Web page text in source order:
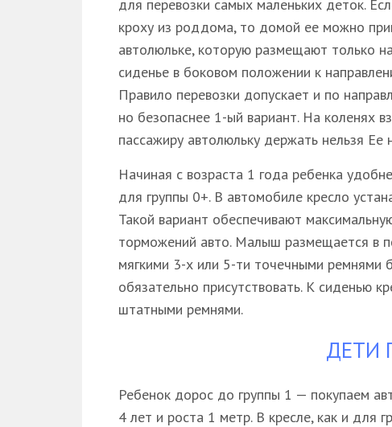
для перевозки самых маленьких деток.
кроху из роддома, то домой ее можно
автолюльке, которую размещают только
сиденье в боковом положении к
Правило перевозки допускает и по
но безопаснее 1-ый вариант. На коленях
пассажиру автолюльку держать нельзя
Начиная с возраста 1 года ребенка
для группы 0+. В автомобиле кресло
Такой вариант обеспечивают
торможений авто. Малыш размещается в
мягкими 3-х или 5-ти точечными ремнями
обязательно присутствовать. К сиденью
штатными ремнями.
ДЕТИ
Ребенок дорос до группы 1 — покупаем
4 лет и роста 1 метр. В кресле, как и для